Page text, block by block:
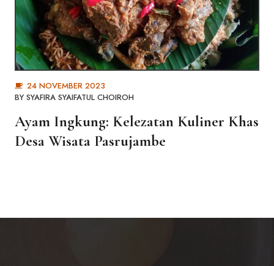
24 NOVEMBER 2023
BY SYAFIRA SYAIFATUL CHOIROH
Ayam Ingkung: Kelezatan Kuliner Khas
Desa Wisata Pasrujambe